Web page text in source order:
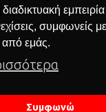
διαδικτυακή
συμφωνείς
εμάς.
Συμφωνώ
επίπλων